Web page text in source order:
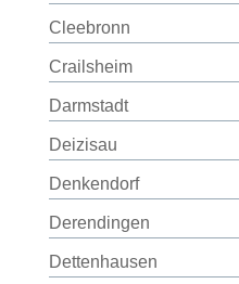
Cleebronn
Crailsheim
Darmstadt
Deizisau
Denkendorf
Derendingen
Dettenhausen